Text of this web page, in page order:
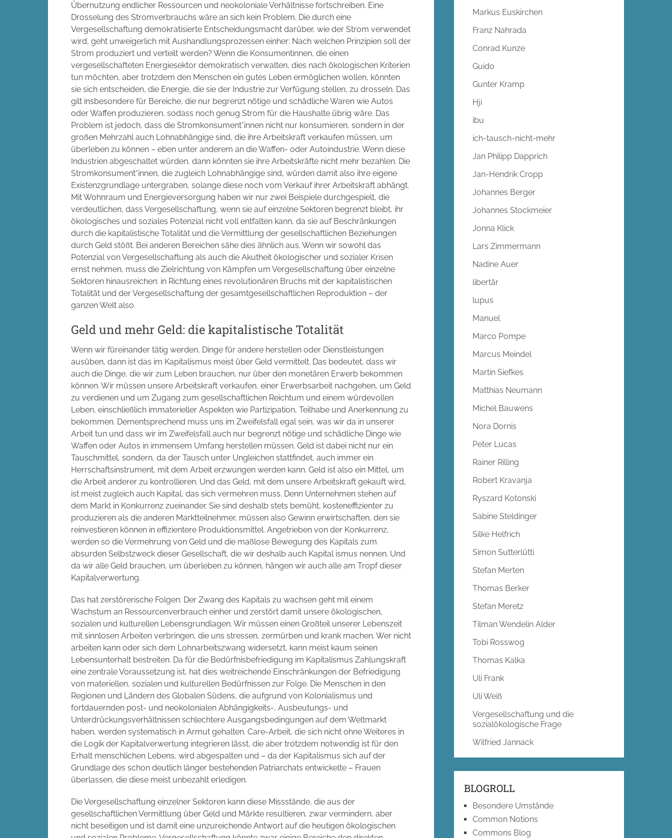
Übernutzung endlicher Ressourcen und neokoloniale Verhältnisse fortschreiben. Eine
Drosselung des Stromverbrauchs wäre an sich kein Problem. Die durch eine
Vergesellschaftung demokratisierte Entscheidungsmacht darüber, wie der Strom verwendet
wird, geht unweigerlich mit Aushandlungsprozessen einher: Nach welchen Prinzipien soll der
Strom produziert und verteilt werden? Wenn die Konsumentinnen, die einen
vergesellschafteten Energiesektor demokratisch verwalten, dies nach ökologischen Kriterien
tun möchten, aber trotzdem den Menschen ein gutes Leben ermöglichen wollen, könnten
sie sich entscheiden, die Energie, die sie der Industrie zur Verfügung stellen, zu drosseln. Das
gilt insbesondere für Bereiche, die nur begrenzt nötige und schädliche Waren wie Autos
oder Waffen produzieren, sodass noch genug Strom für die Haushalte übrig wäre. Das
Problem ist jedoch, dass die Stromkonsument*innen nicht nur konsumieren, sondern in der
großen Mehrzahl auch Lohnabhängige sind, die ihre Arbeitskraft verkaufen müssen, um
überleben zu können – eben unter anderem an die Waffen- oder Autoindustrie. Wenn diese
Industrien abgeschaltet würden, dann könnten sie ihre Arbeitskräfte nicht mehr bezahlen. Die
Stromkonsument*innen, die zugleich Lohnabhängige sind, würden damit also ihre eigene
Existenzgrundlage untergraben, solange diese noch vom Verkauf ihrer Arbeitskraft abhängt.
Mit Wohnraum und Energieversorgung haben wir nur zwei Beispiele durchgespielt, die
verdeutlichen, dass Vergesellschaftung, wenn sie auf einzelne Sektoren begrenzt bleibt, ihr
ökologisches und soziales Potenzial nicht voll entfalten kann, da sie auf Beschränkungen
durch die kapitalistische Totalität und die Vermittlung der gesellschaftlichen Beziehungen
durch Geld stößt. Bei anderen Bereichen sähe dies ähnlich aus. Wenn wir sowohl das
Potenzial von Vergesellschaftung als auch die Akutheit ökologischer und sozialer Krisen
ernst nehmen, muss die Zielrichtung von Kämpfen um Vergesellschaftung über einzelne
Sektoren hinausreichen: in Richtung eines revolutionären Bruchs mit der kapitalistischen
Totalität und der Vergesellschaftung der gesamtgesellschaftlichen Reproduktion – der
ganzen Welt also.
Geld und mehr Geld: die kapitalistische Totalität
Wenn wir füreinander tätig werden, Dinge für andere herstellen oder Dienstleistungen
ausüben, dann ist das im Kapitalismus meist über Geld vermittelt. Das bedeutet, dass wir
auch die Dinge, die wir zum Leben brauchen, nur über den monetären Erwerb bekommen
können. Wir müssen unsere Arbeitskraft verkaufen, einer Erwerbsarbeit nachgehen, um Geld
zu verdienen und um Zugang zum gesellschaftlichen Reichtum und einem würdevollen
Leben, einschließlich immaterieller Aspekten wie Partizipation, Teilhabe und Anerkennung zu
bekommen. Dementsprechend muss uns im Zweifelsfall egal sein, was wir da in unserer
Arbeit tun und dass wir im Zweifelsfall auch nur begrenzt nötige und schädliche Dinge wie
Waffen oder Autos in immensem Umfang herstellen müssen. Geld ist dabei nicht nur ein
Tauschmittel, sondern, da der Tausch unter Ungleichen stattfindet, auch immer ein
Herrschaftsinstrument, mit dem Arbeit erzwungen werden kann. Geld ist also ein Mittel, um
die Arbeit anderer zu kontrollieren. Und das Geld, mit dem unsere Arbeitskraft gekauft wird,
ist meist zugleich auch Kapital, das sich vermehren muss. Denn Unternehmen stehen auf
dem Markt in Konkurrenz zueinander. Sie sind deshalb stets bemüht, kosteneffizienter zu
produzieren als die anderen Marktteilnehmer, müssen also Gewinn erwirtschaften, den sie
reinvestieren können in effizientere Produktionsmittel. Angetrieben von der Konkurrenz,
werden so die Vermehrung von Geld und die maßlose Bewegung des Kapitals zum
absurden Selbstzweck dieser Gesellschaft, die wir deshalb auch Kapital ismus nennen. Und
da wir alle Geld brauchen, um überleben zu können, hängen wir auch alle am Tropf dieser
Kapitalverwertung.
Das hat zerstörerische Folgen: Der Zwang des Kapitals zu wachsen geht mit einem
Wachstum an Ressourcenverbrauch einher und zerstört damit unsere ökologischen,
sozialen und kulturellen Lebensgrundlagen. Wir müssen einen Großteil unserer Lebenszeit
mit sinnlosen Arbeiten verbringen, die uns stressen, zermürben und krank machen. Wer nicht
arbeiten kann oder sich dem Lohnarbeitszwang widersetzt, kann meist kaum seinen
Lebensunterhalt bestreiten. Da für die Bedürfnisbefriedigung im Kapitalismus Zahlungskraft
eine zentrale Voraussetzung ist, hat dies weitreichende Einschränkungen der Befriedigung
von materiellen, sozialen und kulturellen Bedürfnissen zur Folge. Die Menschen in den
Regionen und Ländern des Globalen Südens, die aufgrund von Kolonialismus und
fortdauernden post- und neokolonialen Abhängigkeits-, Ausbeutungs- und
Unterdrückungsverhältnissen schlechtere Ausgangsbedingungen auf dem Weltmarkt
haben, werden systematisch in Armut gehalten. Care-Arbeit, die sich nicht ohne Weiteres in
die Logik der Kapitalverwertung integrieren lässt, die aber trotzdem notwendig ist für den
Erhalt menschlichen Lebens, wird abgespalten und – da der Kapitalismus sich auf der
Grundlage des schon deutlich länger bestehenden Patriarchats entwickelte – Frauen
überlassen, die diese meist unbezahlt erledigen.
Die Vergesellschaftung einzelner Sektoren kann diese Missstände, die aus der
gesellschaftlichen Vermittlung über Geld und Märkte resultieren, zwar vermindern, aber
nicht beseitigen und ist damit eine unzureichende Antwort auf die heutigen ökologischen
Markus Euskirchen
Franz Nahrada
Conrad Kunze
Guido
Gunter Kramp
Hji
ibu
ich-tausch-nicht-mehr
Jan Philipp Dapprich
Jan-Hendrik Cropp
Johannes Berger
Johannes Stockmeier
Jonna Klick
Lars Zimmermann
Nadine Auer
libertär
lupus
Manuel
Marco Pompe
Marcus Meindel
Martin Siefkes
Matthias Neumann
Michel Bauwens
Nora Dornis
Peter Lucas
Rainer Rilling
Robert Kravanja
Ryszard Kotonski
Sabine Steldinger
Silke Helfrich
Simon Sutterlütti
Stefan Merten
Thomas Berker
Stefan Meretz
Tilman Wendelin Alder
Tobi Rosswog
Thomas Kalka
Uli Frank
Uli Weiß
Vergesellschaftung und die
sozialökologische Frage
Wilfried Jannack
BLOGROLL
Besondere Umstände
Common Notions
Commons Blog